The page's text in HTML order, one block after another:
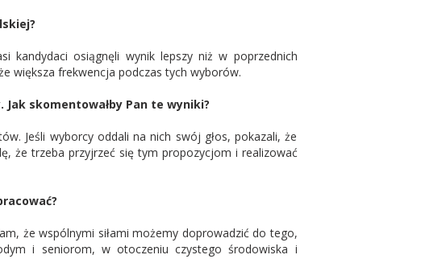
kandydaci osiągnęli wynik lepszy niż w poprzednich
większa frekwencja podczas tych wyborów.
skomentowałby Pan te wyniki?
Jeśli wyborcy oddali na nich swój głos, pokazali, że
że trzeba przyjrzeć się tym propozycjom i realizować
że wspólnymi siłami możemy doprowadzić do tego,
i seniorom, w otoczeniu czystego środowiska i